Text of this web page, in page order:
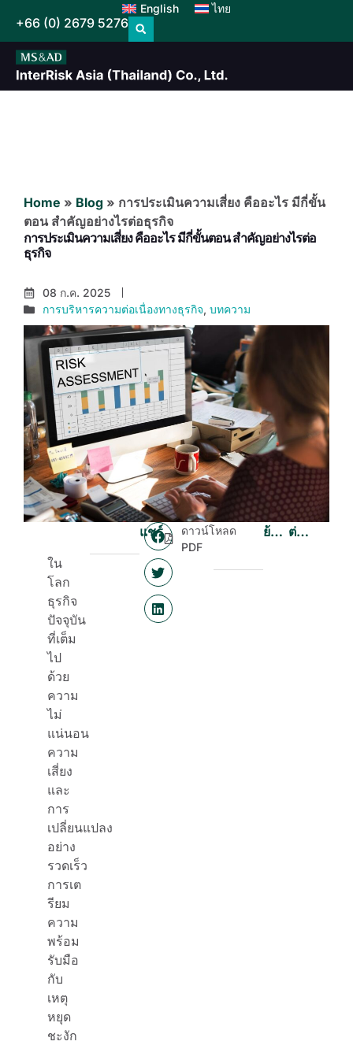
English ไทย
+66 (0) 2679 5276
Home » Blog » การประเมินความเสี่ยง คืออะไร มีกี่ขั้น
ตอน สำคัญอย่างไรต่อธุรกิจ
การประเมินความเสี่ยง คืออะไร มีกี่ขั้นตอน สำคัญอย่างไรต่อ
ธุรกิจ
08 ก.ค. 2025
การบริหารความต่อเนื่องทางธุรกิจ, บทความ
ใน
โลก
ธุรกิจ
ปัจจุบัน
ที่เต็ม
ไป
ด้วย
ความ
ไม่
แน่นอน
ความ
เสี่ยง
และ
การ
เปลี่ยนแปลง
อย่าง
รวดเร็ว
การเต
รียม
ความ
พร้อม
รับมือ
กับ
เหตุ
หยุด
ชะงัก
แชร์
ดาวน์โหลด
PDF
ย้อนกลับ ต่อไป